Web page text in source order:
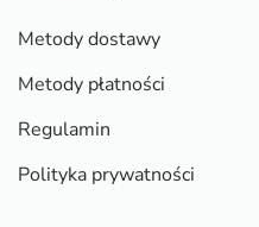
Metody dostawy
Metody płatności
Regulamin
Polityka prywatności